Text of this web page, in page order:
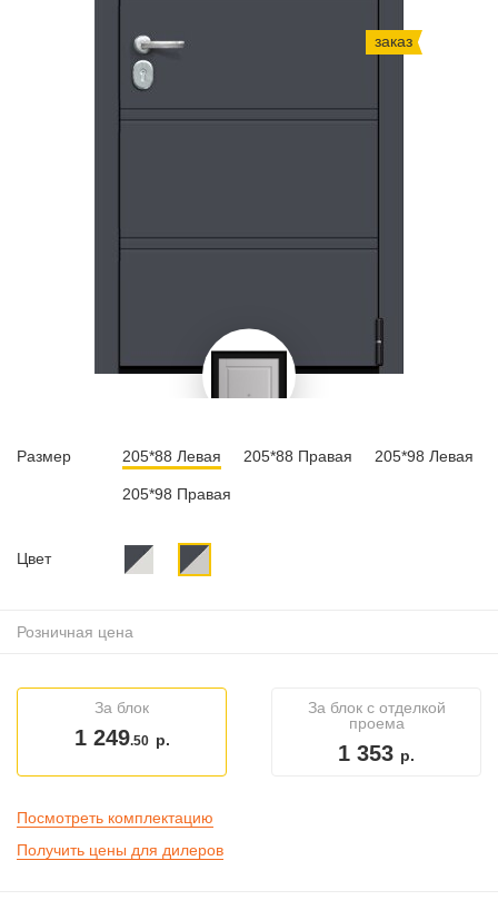
заказ
Размер 205*88 Левая 205*88 Правая 205*98 Левая
205*98 Правая
Цвет
Розничная цена
За блок
1 249.50 р.
За блок с отделкой
проема
1 353 р.
Посмотреть комплектацию
Получить цены для дилеров